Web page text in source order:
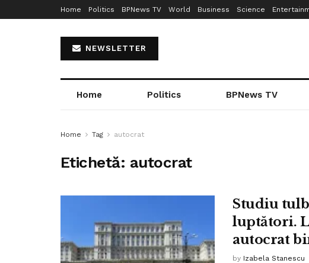
Home Politics BPNews TV World Business Science
NEWSLETTER
Home Politics BPNews TV
Home Tag autocrat
Etichetă: autocrat
Studiu
luptători.
autocrat
by Izabela Stanescu